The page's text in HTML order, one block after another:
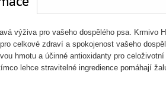
výživa pro vašeho dospělého psa. Krmivo
celkové zdraví a spokojenost vašeho
hmotu a účinné antioxidanty pro
lehce stravitelné ingredience pomáhají
kukuřice, hovězí maso, vepřová játra,